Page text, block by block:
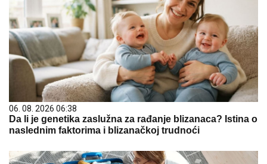
06. 08. 2026 06:38
Da li je genetika zaslužna za rađanje blizanaca? Istina o
naslednim faktorima i blizanačkoj trudnoći